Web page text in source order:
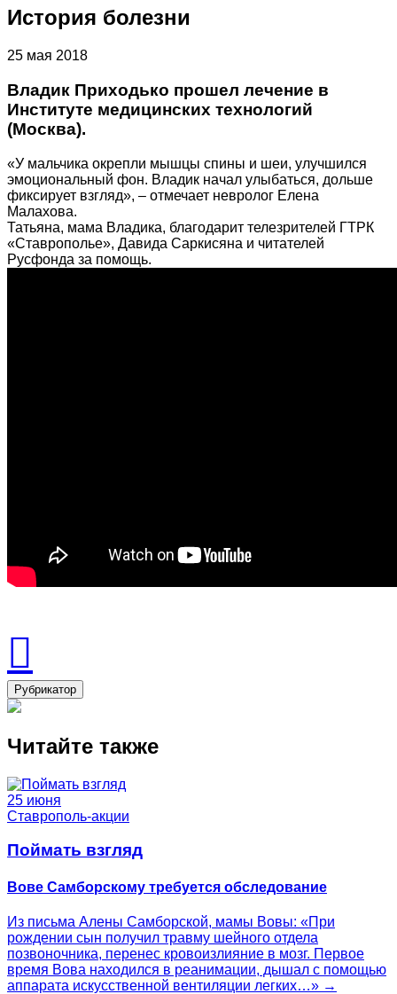
История болезни
25 мая 2018
Владик Приходько прошел лечение в
Институте медицинских технологий
(Москва).
«У мальчика окрепли мышцы спины и шеи, улучшился
эмоциональный фон. Владик начал улыбаться, дольше
фиксирует взгляд», – отмечает невролог Елена
Малахова.
Татьяна, мама Владика, благодарит телезрителей ГТРК
«Ставрополье», Давида Саркисяна и читателей
Русфонда за помощь.
Рубрикатор
Читайте также
25 июня
Ставрополь-акции
Поймать взгляд
Вове Самборскому требуется обследование
Из письма Алены Самборской, мамы Вовы: «При
рождении сын получил травму шейного отдела
позвоночника, перенес кровоизлияние в мозг. Первое
время Вова находился в реанимации, дышал с помощью
аппарата искусственной вентиляции легких…» →